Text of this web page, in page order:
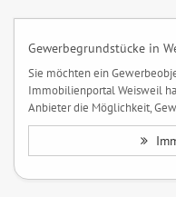
Gewerbegrundstücke in
Sie möchten ein
Immobilienportal Weisweil
Anbieter die Möglichkeit,